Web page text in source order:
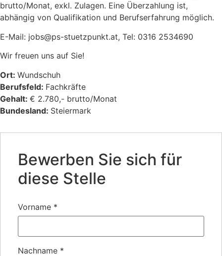
brutto/Monat, exkl. Zulagen. Eine Überzahlung ist,
abhängig von Qualifikation und Berufserfahrung möglich.
E-Mail: jobs@ps-stuetzpunkt.at, Tel: 0316 2534690
Wir freuen uns auf Sie!
Ort: Wundschuh
Berufsfeld: Fachkräfte
Gehalt: € 2.780,- brutto/Monat
Bundesland: Steiermark
Bewerben Sie sich für
diese Stelle
Vorname *
Nachname *